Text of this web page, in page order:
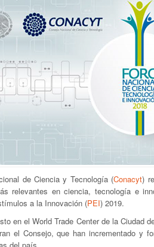
de Ciencia y Tecnología (Conacyt)
relevantes en ciencia, tecnología e
a la Innovación (PEI) 2019.
en el World Trade Center de la
el Consejo, que han incrementado y